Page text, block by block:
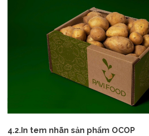
4.2.In tem nhãn sản phẩm OCOP